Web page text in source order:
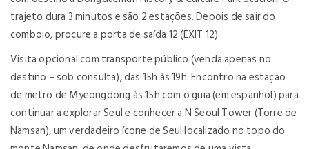
trajeto dura 3 minutos e são 2 estações. Depois de sair do
comboio, procure a porta de saída 12 (EXIT 12).
Visita opcional com transporte público (venda apenas no
destino – sob consulta), das 15h às 19h: Encontro na estação
de metro de Myeongdong às 15h com o guia (em espanhol) para
continuar a explorar Seul e conhecer a N Seoul Tower (Torre de
Namsan), um verdadeiro ícone de Seul localizado no topo do